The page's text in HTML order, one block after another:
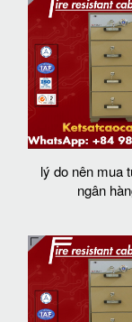
lý do nên mua
ngân